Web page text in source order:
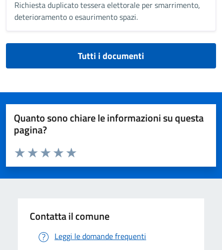
Richiesta duplicato tessera elettorale per smarrimento,
deterioramento o esaurimento spazi.
Tutti i documenti
Quanto sono chiare le informazioni su questa
pagina?
Valuta da 1 a 5 stelle la pagina
Valuta 5 stelle su 5
Valuta 4 stelle su 5
Valuta 3 stelle su 5
Valuta 2 stelle su 5
Valuta 1 stelle su 5
Contatta il comune
Leggi le domande frequenti